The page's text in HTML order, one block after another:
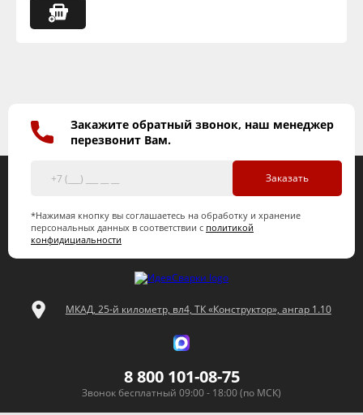
Закажите обратный звонок, наш менеджер
перезвонит Вам.
Заказать
*Нажимая кнопку вы соглашаетесь на обработку и хранение
персональных данных в соответствии с политикой
конфидициальности
МКАД, 25-й километр, вл4, ТК «Конструктор», ангар 1.10
8 800 101-08-75
Звонок бесплатный 09:00 - 18:00 (по МСК)